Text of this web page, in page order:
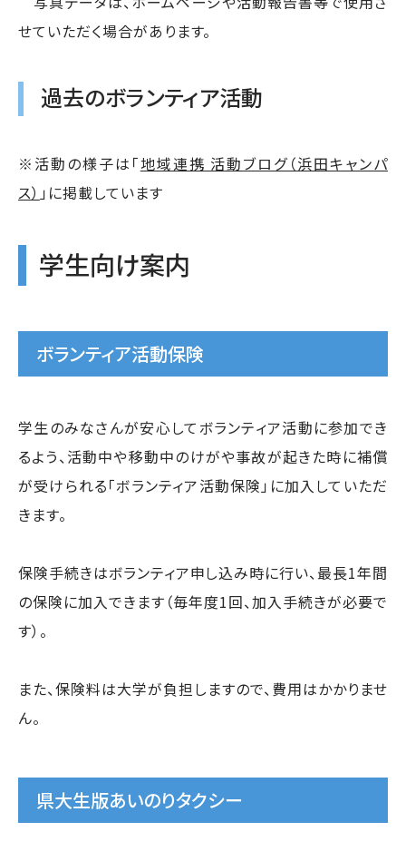
せていただく場合があります。
過去のボランティア活動
※活動の様子は「地域連携 活動ブログ（浜田キャンパ
ス） 」に掲載しています
学生向け案内
ボランティア活動保険
学生のみなさんが安心してボランティア活動に参加でき
るよう、活動中や移動中のけがや事故が起きた時に補償
が受けられる「ボランティア活動保険」に加入していただ
きます。
保険手続きはボランティア申し込み時に行い、最長1年間
の保険に加入できます（毎年度1回、加入手続きが必要で
す）。
また、保険料は大学が負担しますので、費用はかかりませ
ん。
県大生版あいのりタクシー